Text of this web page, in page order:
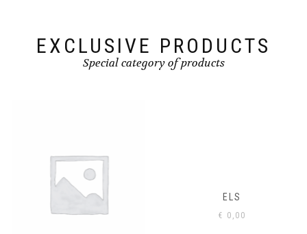
EXCLUSIVE PRODUCTS
Special category of products
ELS
€0,00